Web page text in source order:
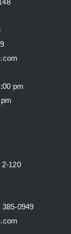
pm
120
385-0949